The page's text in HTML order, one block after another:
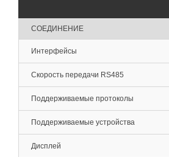
СОЕДИНЕНИЕ
Интерфейсы
Скорость передачи RS485
Поддерживаемые протоколы
Поддерживаемые устройства
Дисплей